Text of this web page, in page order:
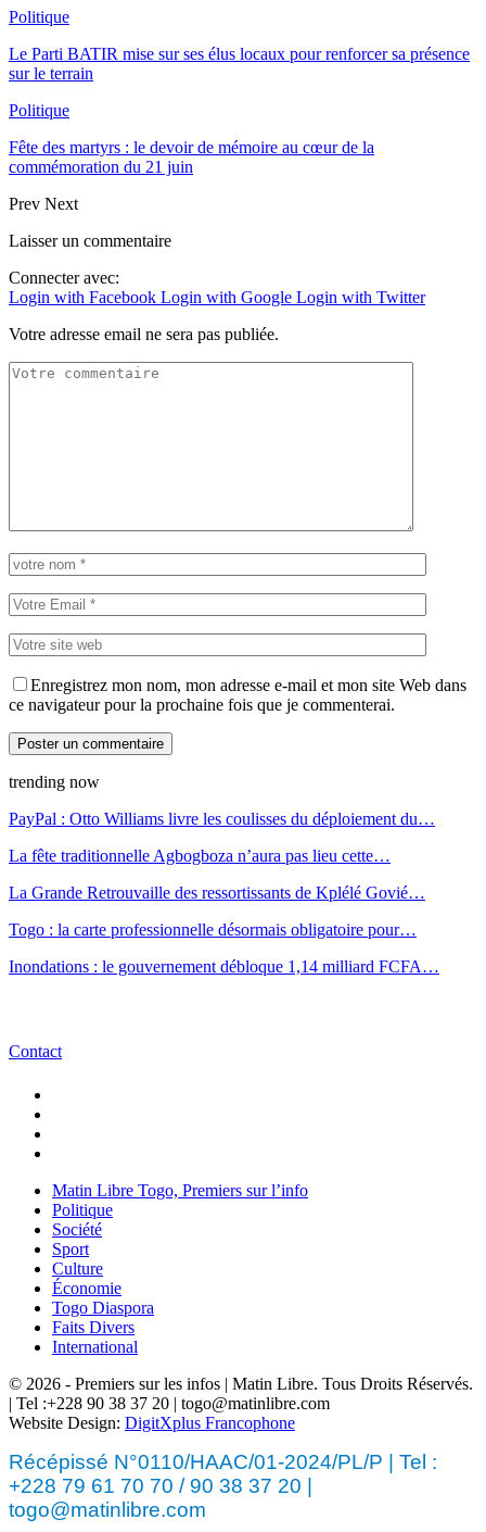
Politique
Le Parti BATIR mise sur ses élus locaux pour renforcer sa présence
sur le terrain
Politique
Fête des martyrs : le devoir de mémoire au cœur de la
commémoration du 21 juin
Prev Next
Laisser un commentaire
Connecter avec:
Login with Facebook Login with Google Login with Twitter
Votre adresse email ne sera pas publiée.
Enregistrez mon nom, mon adresse e-mail et mon site Web dans
ce navigateur pour la prochaine fois que je commenterai.
trending now
PayPal : Otto Williams livre les coulisses du déploiement du…
La fête traditionnelle Agbogboza n’aura pas lieu cette…
La Grande Retrouvaille des ressortissants de Kplélé Govié…
Togo : la carte professionnelle désormais obligatoire pour…
Inondations : le gouvernement débloque 1,14 milliard FCFA…
Contact
Matin Libre Togo, Premiers sur l’info
Politique
Société
Sport
Culture
Économie
Togo Diaspora
Faits Divers
International
© 2026 - Premiers sur les infos | Matin Libre. Tous Droits Réservés.
| Tel :+228 90 38 37 20 | togo@matinlibre.com
Website Design: DigitXplus Francophone
Récépissé N°0110/HAAC/01-2024/PL/P | Tel :
+228 79 61 70 70 / 90 38 37 20 |
togo@matinlibre.com